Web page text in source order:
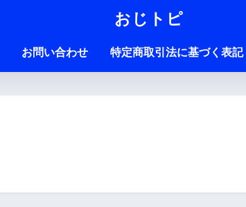
おじトピ
お問い合わせ 特定商取引法に基づく表記